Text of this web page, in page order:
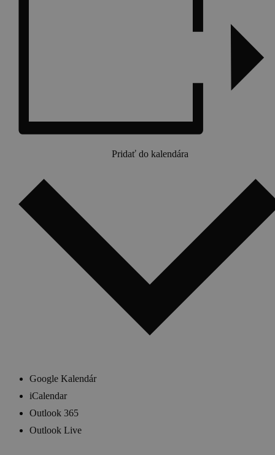
Pridať do kalendára
Google Kalendár
iCalendar
Outlook 365
Outlook Live